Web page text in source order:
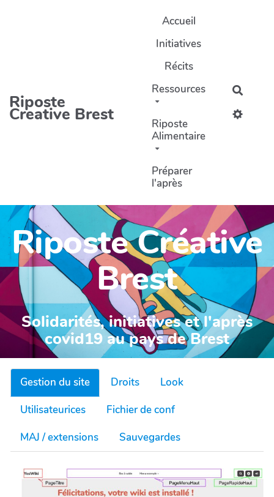
Riposte
Creative Brest
Accueil
Initiatives
Récits
Ressources
Riposte
Alimentaire
Préparer
l'après
Riposte Créative
Brest
Solidarités, initiatives et l'après
covid19 au pays de Brest
Gestion du site Droits
Look
Utilisateurices
Fichier de conf
MAJ / extensions
Sauvegardes